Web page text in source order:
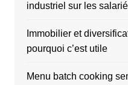
industriel sur les
Immobilier et
pourquoi c’est utile
Menu batch cooking